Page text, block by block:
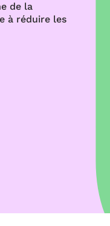
de la
à réduire les